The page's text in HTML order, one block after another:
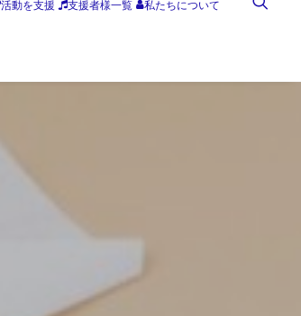
活動を支援 支援者様一覧 私たちについて